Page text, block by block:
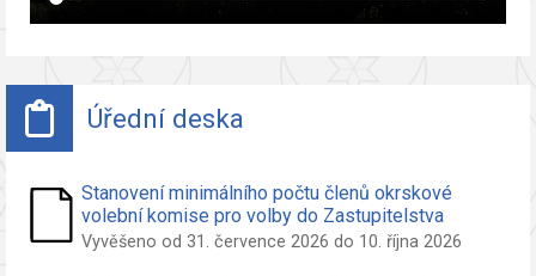
Úřední deska
Stanovení minimálního počtu členů okrskové
volební komise pro volby do Zastupitelstva
obce Pržno
Vyvěšeno od 31. července 2026 do 10. října 2026